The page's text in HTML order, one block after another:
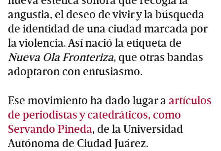
angustia, el deseo de vivir y la búsqueda
de identidad de una ciudad marcada por
la violencia. Así nació la etiqueta de
Nueva Ola Fronteriza, que otras bandas
adoptaron con entusiasmo.
Ese movimiento ha dado lugar aartículos
de periodistas y catedráticos, como
Servando Pineda, de la Universidad
Autónoma de Ciudad Juárez.